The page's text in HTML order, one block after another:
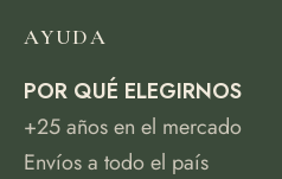
AYUDA
POR QUÉ ELEGIRNOS
+25 años en el mercado
Envíos a todo el país